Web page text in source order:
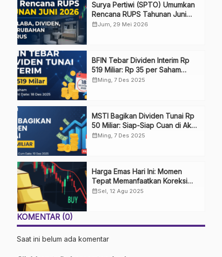
Surya Pertiwi (SPTO) Umumkan
Rencana RUPS Tahunan Juni
2026, Bahas Penggunaan Laba
calendar_monthJum, 29 Mei 2026
BFIN Tebar Dividen Interim Rp
519 Miliar: Rp 35 per Saham
Masuk Rekening Investor!
calendar_monthMing, 7 Des 2025
MSTI Bagikan Dividen Tunai Rp
50 Miliar: Siap-Siap Cuan di Akhir
Tahun!
calendar_monthMing, 7 Des 2025
Harga Emas Hari Ini: Momen
Tepat Memanfaatkan Koreksi
Harga
calendar_monthSel, 12 Agu 2025
KOMENTAR (0)
Saat ini belum ada komentar